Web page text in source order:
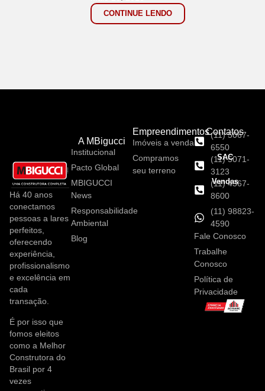
CONTINUE LENDO
Há 40 anos
conectamos
pessoas a lares
perfeitos,
oferecendo
experiência,
profissionalismo
e excelência em
cada
transação.
É por isso que
fomos eleitos
como a Melhor
Construtora do
Brasil por 4
vezes
A MBigucci
Institucional
Pacto Global
MBIGUCCI
News
Responsabilidade
Ambiental
Blog
Empreendimentos
Imóveis a venda
Compramos
seu terreno
Contatos
(11) 5067-
6550
SAC
(11) 5071-
3123
Vendas
(11) 4367-
8600
(11) 98823-
4590
Fale Conosco
Trabalhe
Conosco
Política de
Privacidade